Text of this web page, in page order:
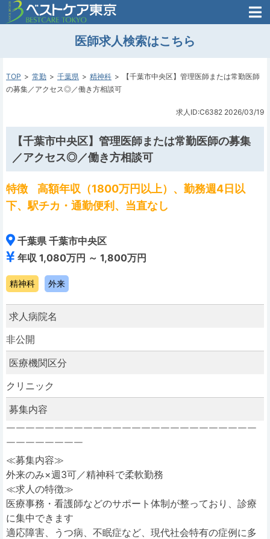
医師がはじめた
医師のための
転職支援
転職支援のお問い合わせ
医師求人検索はこちら
TOP 常勤 千葉県 精神科
【千葉市中央区】管理医師または常勤医師
の募集／アクセス◎／働き方相談可
求人ID:C6382 2026/03/19
【千葉市中央区】管理医師または常勤医師の募集
／アクセス◎／働き方相談可
特徴 高額年収（1800万円以上）、勤務週4日以
下、駅チカ・通勤便利、当直なし
千葉県 千葉市中央区
年収 1,080万円 ～ 1,800万円
精神科 外来
求人病院名
非公開
医療機関区分
クリニック
募集内容
￣￣￣￣￣￣￣￣￣￣￣￣￣￣￣￣￣￣￣￣￣￣￣￣￣￣
￣￣￣￣￣￣￣￣
≪募集内容≫
外来のみ×週3可／精神科で柔軟勤務
≪求人の特徴≫
医療事務・看護師などのサポート体制が整っており、診療
に集中できます
適応障害、うつ病、不眠症など、現代社会特有の症例に多